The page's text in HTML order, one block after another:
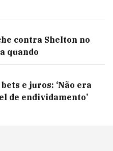
contra Shelton no
quando
e juros: ‘Não era
de endividamento’